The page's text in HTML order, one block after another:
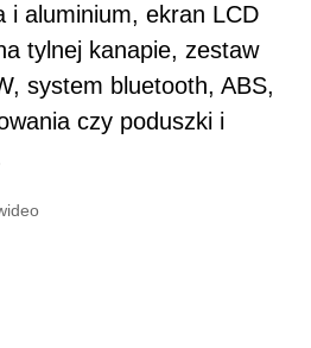
i aluminium, ekran LCD
tylnej kanapie, zestaw
system bluetooth, ABS,
czy poduszki i